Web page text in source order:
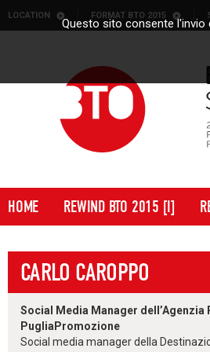
Skip to content
LOCATION FORMAT BTO 2015
HOME REWIND BTO 2015 [I]
CARLO CAROPPO
Social Media Manager dell’Agenzia
PugliaPromozione
Social media manager della
Questo sito consente l'invio